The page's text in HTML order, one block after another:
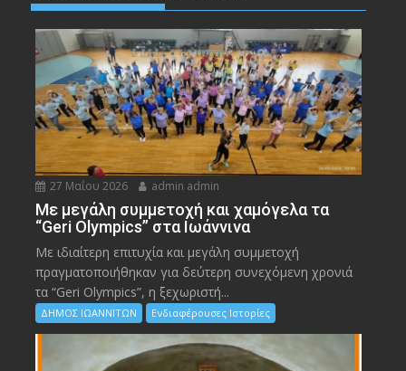
27 Μαΐου 2026 admin admin
Με μεγάλη συμμετοχή και χαμόγελα τα
“Geri Olympics” στα Ιωάννινα
Με ιδιαίτερη επιτυχία και μεγάλη συμμετοχή
πραγματοποιήθηκαν για δεύτερη συνεχόμενη χρονιά
τα “Geri Olympics”, η ξεχωριστή...
ΔΗΜΟΣ ΙΩΑΝΝΙΤΩΝ Ενδιαφέρουσες Ιστορίες